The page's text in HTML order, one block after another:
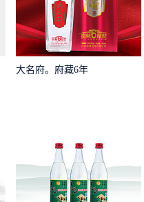
大名府。府藏6年